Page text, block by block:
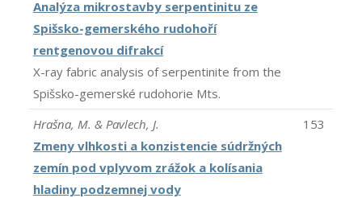
Analýza mikrostavby serpentinitu ze
Spišsko-gemerského rudohoří
rentgenovou difrakcí
X-ray fabric analysis of serpentinite from the
Spišsko-gemerské rudohorie Mts.
Hrašna, M. & Pavlech, J.
Zmeny vlhkosti a konzistencie súdržných
zemín pod vplyvom zrážok a kolísania
hladiny podzemnej vody
153